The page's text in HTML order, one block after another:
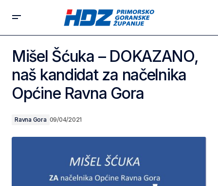
Mišel Šćuka – DOKAZANO,
naš kandidat za načelnika
Općine Ravna Gora
Ravna Gora 09/04/2021